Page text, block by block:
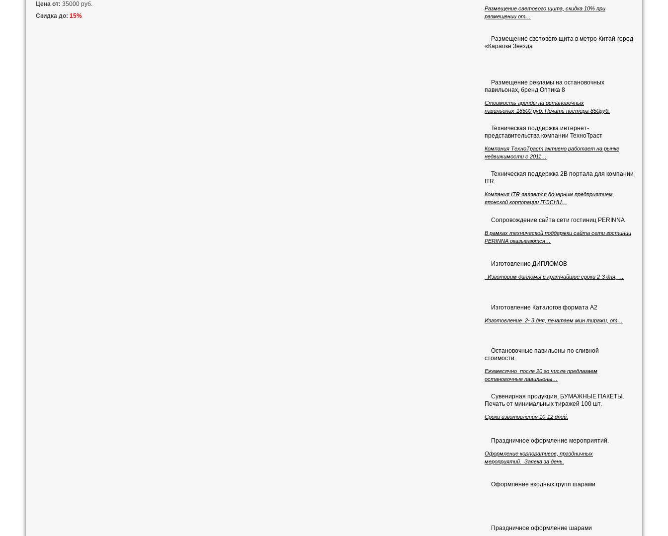
Размещение светового щита, скидка 10% при
размещении от…
Размещение светового щита в метро Китай-город
«Караоке Звезда
Размещение рекламы на остановочных
павильонах, бренд Оптика 8
Стоимость аренды на остановочных
павильонах-18500 руб. Печать постера-850руб.
Техническая поддержка интернет-
представительства компании ТехноТраст
Компания ТехноТраст активно работает на рынке
недвижимости с 2011…
Техническая поддержка 2B портала для компании
ITR
Компания ITR является дочерним предприятием
японской корпорации ITOCHU…
Сопровождение сайта сети гостиниц PERINNA
В рамках технической поддержки сайта сети гостиниц
PERINNA оказываются…
Изготовление ДИПЛОМОВ
Изготовим дипломы в кратчайшие сроки 2-3 дня, …
Изготовление Каталогов формата А2
Изготовление 2- 3 дня, печатаем мин тиражи, от…
Остановочные павильоны по сливной
стоимости.
Ежемесячно после 20 го числа предлагаем
остановочные павильоны…
Сувенирная продукция, БУМАЖНЫЕ ПАКЕТЫ.
Печать от минимальных тиражей 100 шт.
Сроки изготовления 10-12 дней.
Праздничное оформление мероприятий.
Оформление корпоративов, праздничных
мероприятий. Заявка за день.
Оформление входных групп шарами
Праздничное оформление шарами
Цена от: 35000 руб.
Скидка до: 15%